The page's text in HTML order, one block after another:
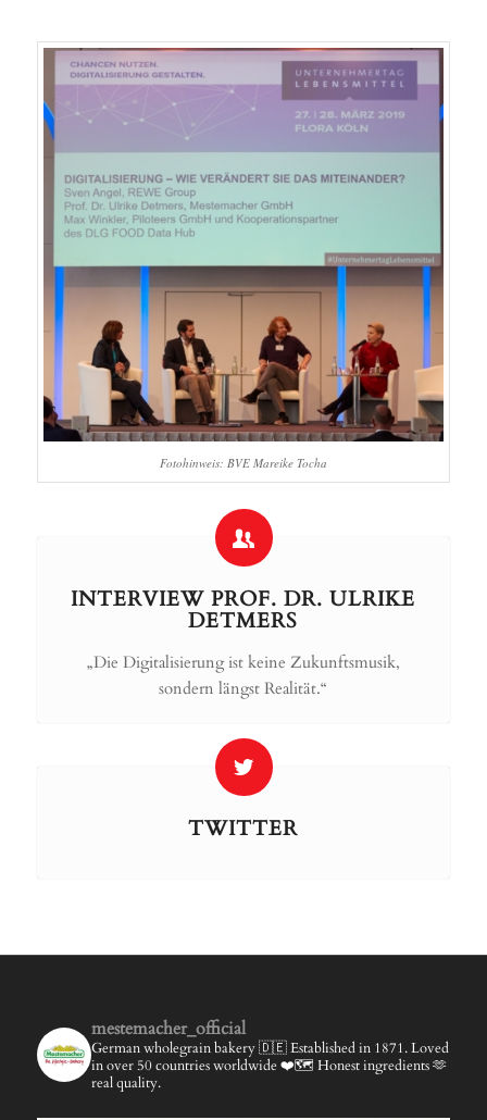
Fotohinweis: BVE Mareike Tocha
INTERVIEW PROF. DR. ULRIKE
DETMERS
„Die Digitalisierung ist keine Zukunftsmusik,
sondern längst Realität.“
TWITTER
mestemacher_official
German wholegrain bakery 🇩🇪Established in 1871.Loved
in over 50 countries worldwide ❤️🗺️ Honest ingredients 🫶
real quality.